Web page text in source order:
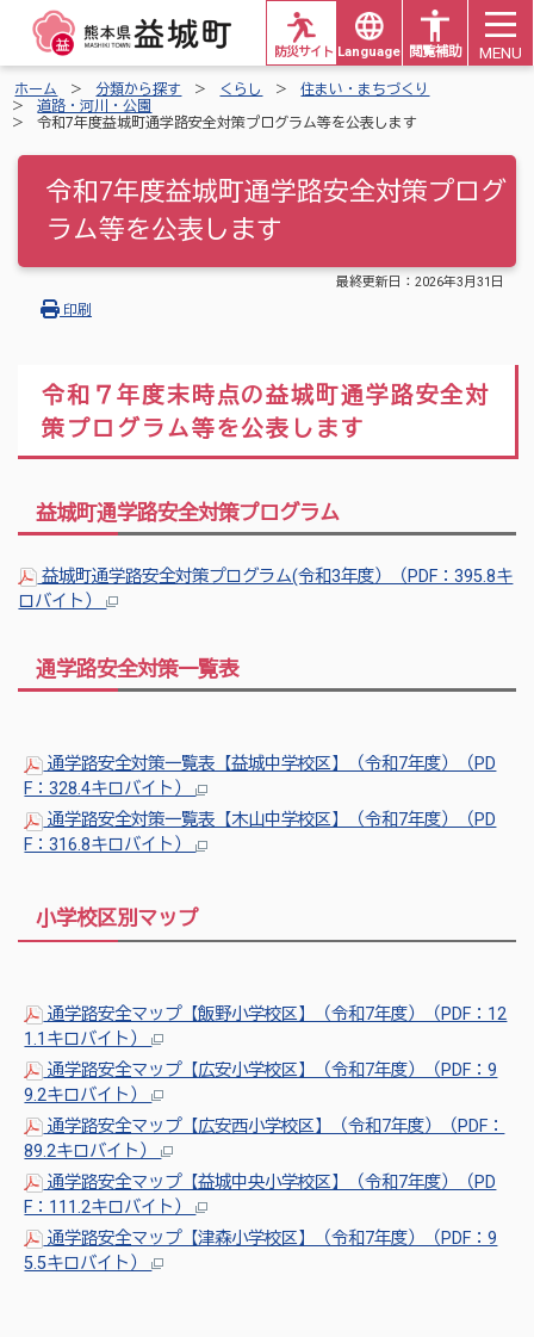
Languages 閲覧補助
防災サイト MENU
ホーム 分類から探す くらし
住まい・まちづくり
道路・河川・公園
令和7年度益城町通学路安全対策プログラム等を公表します
令和7年度益城町通学路安全対策プログ
ラム等を公表します
最終更新日： 2026年3月31日
印刷
令和７年度末時点の益城町通学路安全対
策プログラム等を公表します
益城町通学路安全対策プログラム
益城町通学路安全対策プログラム(令和3年度）（PDF：395.8キ
ロバイト）
通学路安全対策一覧表
通学路安全対策一覧表【益城中学校区】（令和7年度）（PD
F：328.4キロバイト）
通学路安全対策一覧表【木山中学校区】（令和7年度）（PD
F：316.8キロバイト）
小学校区別マップ
通学路安全マップ【飯野小学校区】（令和7年度）（PDF：12
1.1キロバイト）
通学路安全マップ【広安小学校区】（令和7年度）（PDF：9
9.2キロバイト）
通学路安全マップ【広安西小学校区】（令和7年度）（PDF：
89.2キロバイト）
通学路安全マップ【益城中央小学校区】（令和7年度）（PD
F：111.2キロバイト）
通学路安全マップ【津森小学校区】（令和7年度）（PDF：9
5.5キロバイト）